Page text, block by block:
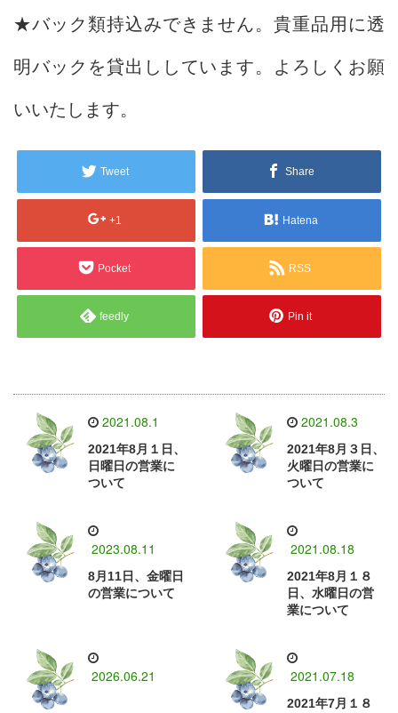
★バック類持込みできません。貴重品用に透
明バックを貸出ししています。よろしくお願
いいたします。
Tweet Share
+1 Hatena
Pocket RSS
feedly Pin it
2021.08.1
2021年8月１日、
日曜日の営業に
ついて
2021.08.3
2021年8月３日、
火曜日の営業に
ついて
2023.08.11
8月11日、金曜日
の営業について
2021.08.18
2021年8月１８
日、水曜日の営
業について
2026.06.21 2021.07.18
2021年7月１８